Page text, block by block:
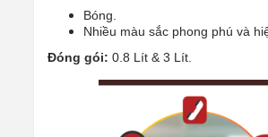
Bóng.
Nhiều màu sắc phong phú và
Đóng gói: 0.8 Lít & 3 Lít.